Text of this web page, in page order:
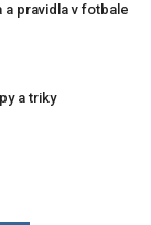
a pravidla v fotbale
a triky